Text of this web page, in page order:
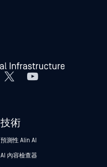
技術
預測性 Alin AI
AI 內容檢查器